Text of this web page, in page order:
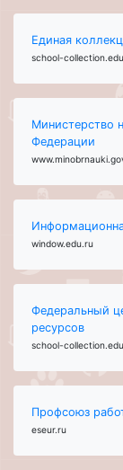
Единая
school-
Министерство
Федерации
window.edu.ru
Федеральный
ресурсов
school-
Профсоюз
eseur.ru